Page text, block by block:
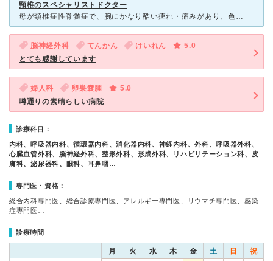
頸椎のスペシャリストドクター
母が頸椎症性脊髄症で、腕にかなり酷い痺れ・痛みがあり、色々な病院を渡り歩 いたのですが、本院での頸椎専門のドクターへご紹介いただく機会に恵まれ、 根治まで近い方法を追求するなら、手術をと勧められま
脳神経外科 てんかん けいれん
5.0
とても感謝しています
婦人科 卵巣嚢腫
5.0
噂通りの素晴らしい病院
診療科目：
内科、呼吸器内科、循環器内科、消化器内科、神経内科、外科、呼吸器外科、
心臓血管外科、脳神経外科、整形外科、形成外科、リハビリテーション科、皮
膚科、泌尿器科、眼科、耳鼻咽…
専門医・資格：
総合内科専門医、総合診療専門医、アレルギー専門医、リウマチ専門医、感染
症専門医…
診療時間
月 火 水 木 金 土 日 祝